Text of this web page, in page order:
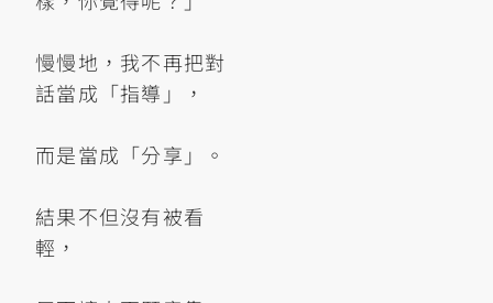
慢慢地，我不再把對
話當成「指導」，
而是當成「分享」。
結果不但沒有被看
輕，